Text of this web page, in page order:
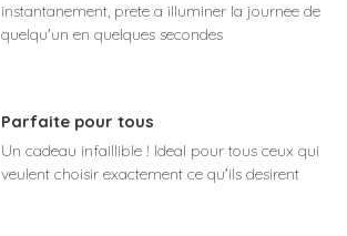
instantanement, prete a illuminer la journee de
quelqu'un en quelques secondes
Parfaite pour tous
Un cadeau infaillible ! Ideal pour tous ceux qui
veulent choisir exactement ce qu'ils desirent